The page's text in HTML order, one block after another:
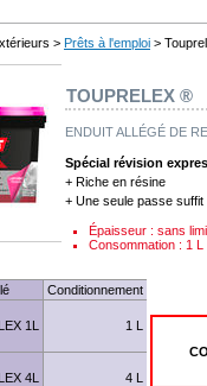
> Prêts à l'emploi >
TOUPRELEX ®
ENDUIT ALLÉGÉ DE
Spécial révision
+ Riche en résine
+ Une seule passe suffit
Épaisseur : sans
Consommation : 1 L
Conditionnement
1L
1 L
4L 4 L